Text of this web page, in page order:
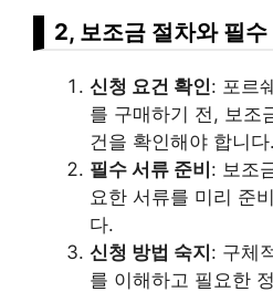
2, 보조금 절차와 필수
신청 요건 확인: 포르
를 구매하기 전, 보조
건을 확인해야 합니다.
필수 서류 준비 : 보조
요한 서류를 미리 준
다.
신청 방법 숙지 : 구체
를 이해하고 필요한